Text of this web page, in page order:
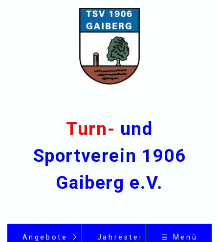
Turn- und
Sportverein 1906
Gaiberg e.V.
Angebote Jahrestermine☰ Menü